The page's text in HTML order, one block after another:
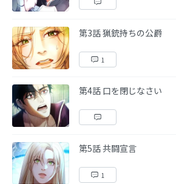
第3話 猟銃持ちの公爵
1
第4話 口を閉じなさい
第5話 共闘宣言
1